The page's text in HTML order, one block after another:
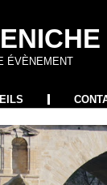
ÉVÈNEMENT